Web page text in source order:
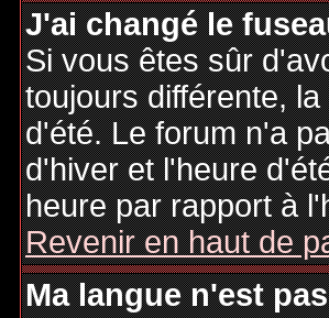
J'ai changé le
Si vous êtes sûr
toujours différente,
d'été. Le forum n'a
d'hiver et l'heure
heure par rapport à
Revenir en haut de
Ma langue n'est